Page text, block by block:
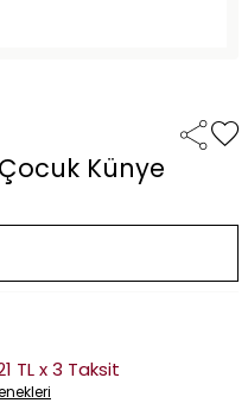
Künye
TL x 3 Taksit